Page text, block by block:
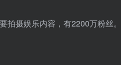
拍摄娱乐内容，有2200万粉丝。